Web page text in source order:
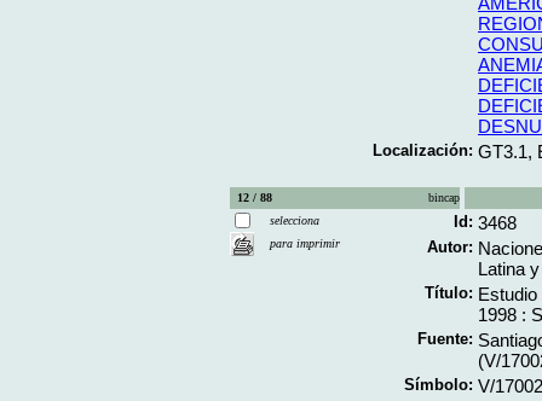
Localización: GT3.1,
12 / 88
bincap
selecciona
para imprimir
Id: 3468
Autor:
Latina
Título:
1998 :
Fuente:
(V/
Símbolo: V/